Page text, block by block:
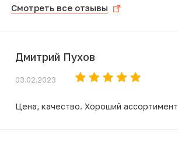
Смотреть все отзывы
Дмитрий Пухов
03.02.2023
Цена, качество. Хороший ассортимент